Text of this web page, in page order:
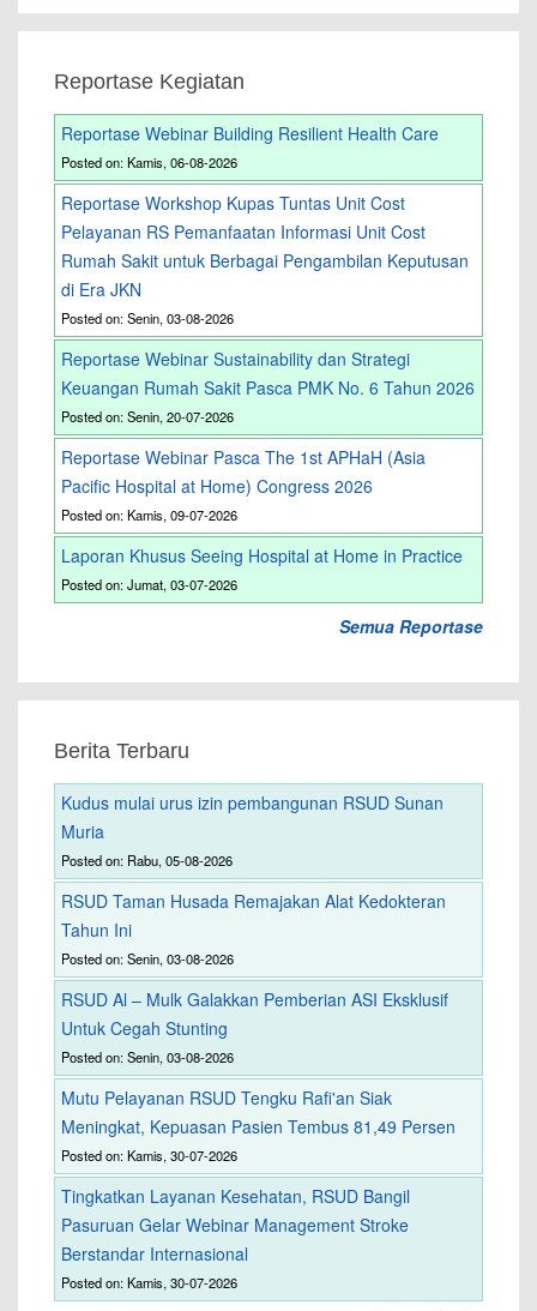
Reportase Kegiatan
Reportase Webinar Building Resilient Health Care
Posted on: Kamis, 06-08-2026
Reportase Workshop Kupas Tuntas Unit Cost
Pelayanan RS Pemanfaatan Informasi Unit Cost
Rumah Sakit untuk Berbagai Pengambilan Keputusan
di Era JKN
Posted on: Senin, 03-08-2026
Reportase Webinar Sustainability dan Strategi
Keuangan Rumah Sakit Pasca PMK No. 6 Tahun 2026
Posted on: Senin, 20-07-2026
Reportase Webinar Pasca The 1st APHaH (Asia
Pacific Hospital at Home) Congress 2026
Posted on: Kamis, 09-07-2026
Laporan Khusus Seeing Hospital at Home in Practice
Posted on: Jumat, 03-07-2026
Semua Reportase
Berita Terbaru
Kudus mulai urus izin pembangunan RSUD Sunan
Muria
Posted on: Rabu, 05-08-2026
RSUD Taman Husada Remajakan Alat Kedokteran
Tahun Ini
Posted on: Senin, 03-08-2026
RSUD Al – Mulk Galakkan Pemberian ASI Eksklusif
Untuk Cegah Stunting
Posted on: Senin, 03-08-2026
Mutu Pelayanan RSUD Tengku Rafi'an Siak
Meningkat, Kepuasan Pasien Tembus 81,49 Persen
Posted on: Kamis, 30-07-2026
Tingkatkan Layanan Kesehatan, RSUD Bangil
Pasuruan Gelar Webinar Management Stroke
Berstandar Internasional
Posted on: Kamis, 30-07-2026